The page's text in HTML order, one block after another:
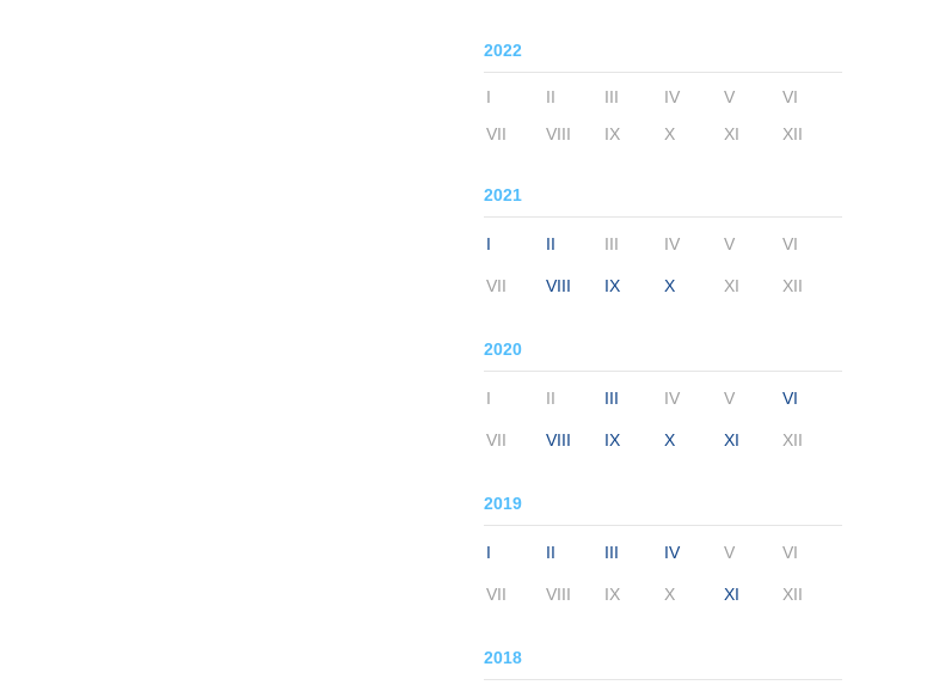
2022
I II III IV V
VI
VII
VIII IX X XI XII
2021
I II III IV V VI
VII VIII IX X XI XII
2020
I II III IV V VI
VII VIII IX X XI XII
2019
I II III IV V VI
VII VIII IX X XI XII
2018